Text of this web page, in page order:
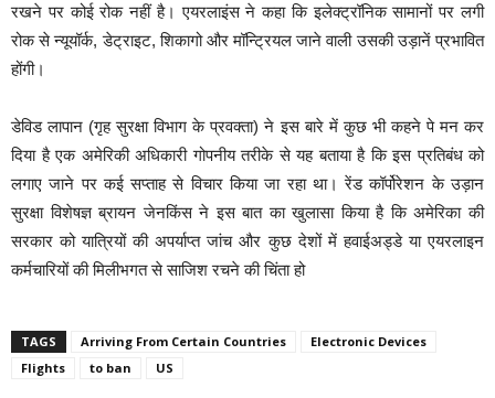
रखने पर कोई रोक नहीं है। एयरलाइंस ने कहा कि इलेक्ट्रॉनिक सामानों पर लगी
रोक से न्यूयॉर्क, डेट्राइट, शिकागो और मॉन्ट्रियल जाने वाली उसकी उड़ानें प्रभावित
होंगी।
डेविड लापान (गृह सुरक्षा विभाग के प्रवक्ता) ने इस बारे में कुछ भी कहने पे मन कर
दिया है एक अमेरिकी अधिकारी गोपनीय तरीके से यह बताया है कि इस प्रतिबंध को
लगाए जाने पर कई सप्ताह से विचार किया जा रहा था। रेंड कॉर्पोरेशन के उड़ान
सुरक्षा विशेषज्ञ ब्रायन जेनकिंस ने इस बात का खुलासा किया है कि अमेरिका की
सरकार को यात्रियों की अपर्याप्त जांच और कुछ देशों में हवाईअड्डे या एयरलाइन
कर्मचारियों की मिलीभगत से साजिश रचने की चिंता हो
TAGS Arriving From Certain Countries
Electronic Devices
Flights
to ban US